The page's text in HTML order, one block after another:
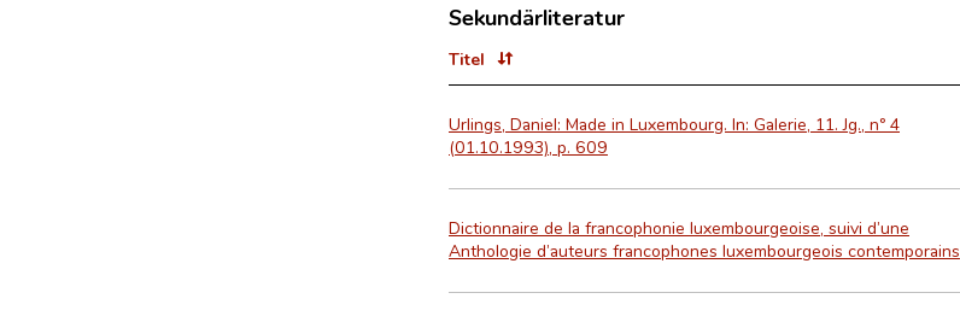
Sekundärliteratur
Titel
Urlings, Daniel: Made in Luxembourg. In: Galerie, 11. Jg., nº 4
(01.10.1993), p. 609
Dictionnaire de la francophonie luxembourgeoise, suivi d’une
Anthologie d’auteurs francophones luxembourgeois contemporains